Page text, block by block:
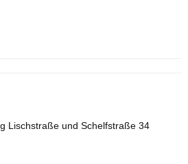
Lischstraße und Schelfstraße 34